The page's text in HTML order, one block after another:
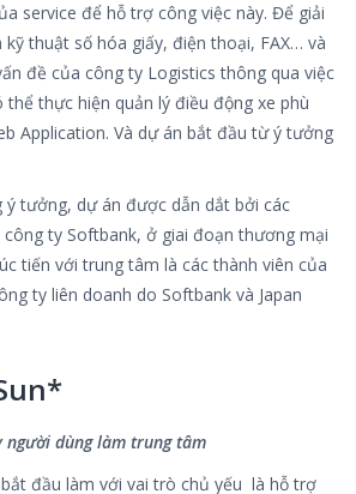
service để hỗ trợ công việc này. Để giải
kỹ thuật số hóa giấy, điện thoại, FAX… và
đề của công ty Logistics thông qua việc
thể thực hiện quản lý điều động xe phù
Application. Và dự án bắt đầu từ ý tưởng
ý tưởng, dự án được dẫn dắt bởi các
ty Softbank, ở giai đoạn thương mại
tiến với trung tâm là các thành viên của
ty liên doanh do Softbank và Japan
người dùng làm trung tâm
đầu làm với vai trò chủ yếu là hỗ trợ